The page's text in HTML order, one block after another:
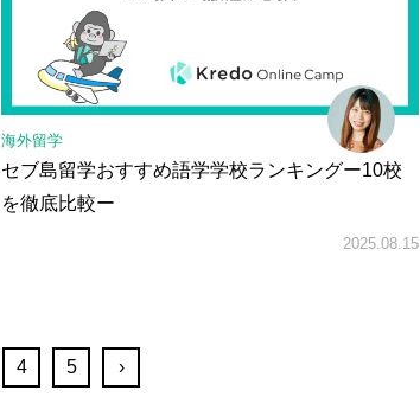
海外留学
セブ島留学おすすめ語学学校ランキングー10校
を徹底比較ー
2025.08.15
4 5 ›